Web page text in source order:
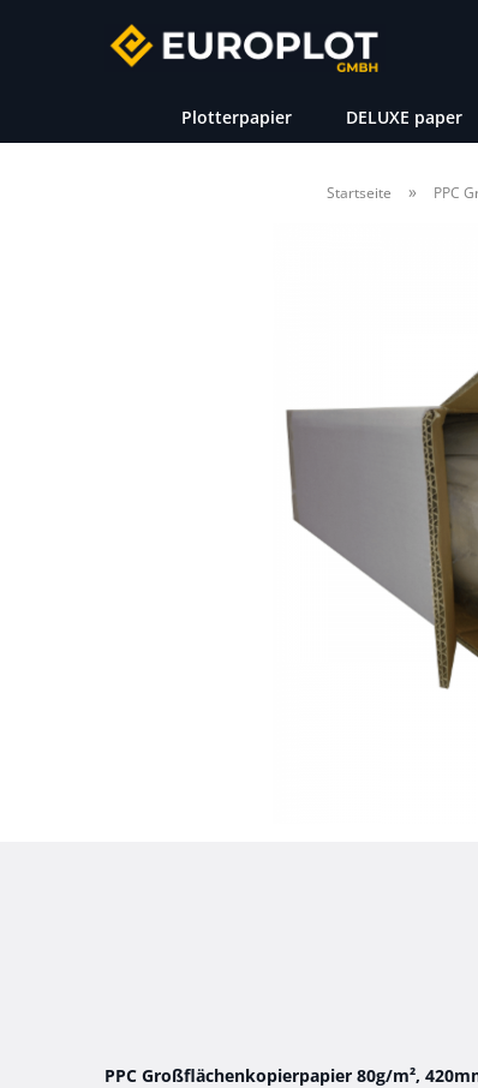
Plotterpapier DELUXE paper
Startseite » PPC
PPC Großflächenkopierpapier 80g/m²,